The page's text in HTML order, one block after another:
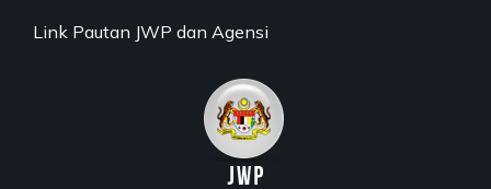
Link Pautan JWP dan Agensi